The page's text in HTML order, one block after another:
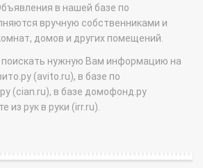
в нашей базе по
вручную собственниками и
домов и других помещений.
нужную Вам информацию на
(avito.ru), в базе по
(cian.ru), в базе домофонд.ру
из рук в руки (irr.ru).